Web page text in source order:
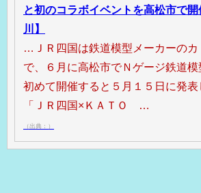
と初のコラボイベントを高松市で
川】
…ＪＲ四国は鉄道模型メーカーのカ
で、６月に高松市でＮゲージ鉄道模
初めて開催すると５月１５日に発表
「ＪＲ四国×ＫＡＴＯ …
（出典：）